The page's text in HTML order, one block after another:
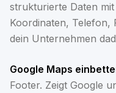
strukturierte Daten
Koordinaten, Telefon,
dein Unternehmen
Google Maps
Footer. Zeigt Google